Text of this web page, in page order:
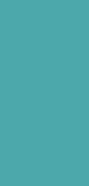
弃掉知识，我